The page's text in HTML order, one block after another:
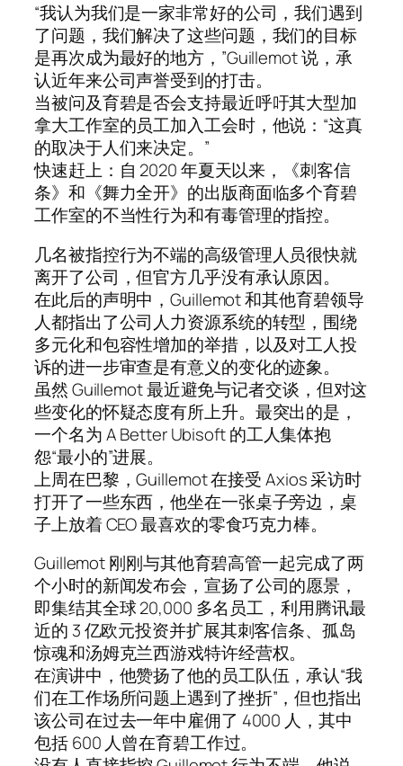
“我认为我们是一家非常好的公司，我们遇到
了问题，我们解决了这些问题，我们的目标
是再次成为最好的地方，”Guillemot 说，承
认近年来公司声誉受到的打击。
当被问及育碧是否会支持最近呼吁其大型加
拿大工作室的员工加入工会时，他说：“这真
的取决于人们来决定。”
快速赶上：自 2020 年夏天以来，《刺客信
条》和《舞力全开》的出版商面临多个育碧
工作室的不当性行为和有毒管理的指控。
几名被指控行为不端的高级管理人员很快就
离开了公司，但官方几乎没有承认原因。
在此后的声明中，Guillemot 和其他育碧领导
人都指出了公司人力资源系统的转型，围绕
多元化和包容性增加的举措，以及对工人投
诉的进一步审查是有意义的变化的迹象。
虽然 Guillemot 最近避免与记者交谈，但对这
些变化的怀疑态度有所上升。最突出的是，
一个名为 A Better Ubisoft 的工人集体抱
怨“最小的”进展。
上周在巴黎，Guillemot 在接受 Axios 采访时
打开了一些东西，他坐在一张桌子旁边，桌
子上放着 CEO 最喜欢的零食巧克力棒。
Guillemot 刚刚与其他育碧高管一起完成了两
个小时的新闻发布会，宣扬了公司的愿景，
即集结其全球 20,000 多名员工，利用腾讯最
近的 3 亿欧元投资并扩展其刺客信条、孤岛
惊魂和汤姆克兰西游戏特许经营权。
在演讲中，他赞扬了他的员工队伍，承认“我
们在工作场所问题上遇到了挫折”，但也指出
该公司在过去一年中雇佣了 4000 人，其中
包括 600 人曾在育碧工作过。